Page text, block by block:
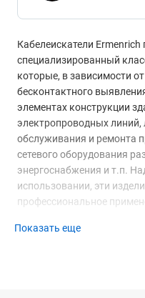
Кабелеискатели
специализированный
которые, в зависимости
бесконтактного
элементах конструкции
электропроводных линий,
обслуживания и ремонта
сетевого оборудования
энергоснабжения и т.п.
использовании, эти
профессиональное
точностью обнаружения,
Показать еще